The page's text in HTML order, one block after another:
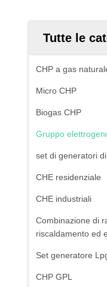
Tutte le
CHP a gas
Micro CHP
Biogas CHP
Gruppo
set di generatori
CHE residenziale
CHE industriali
Combinazione di
riscaldamento ed
Set generatore
CHP GPL